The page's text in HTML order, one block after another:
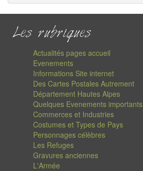
Les rubriques
Actualités pages accueil
Evenements
Informations Site internet
Des Cartes Postales Autrement
Département Hautes Alpes
Quelques Evenements importants
Commerces et Industries
Costumes et Types de Pays
Personnages célèbres
Les Refuges
Gravures anciennes
L'Armée